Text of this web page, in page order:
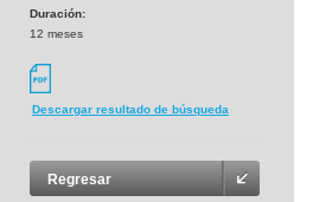
Duración:
12 meses
Descargar resultado de búsqueda
Regresar